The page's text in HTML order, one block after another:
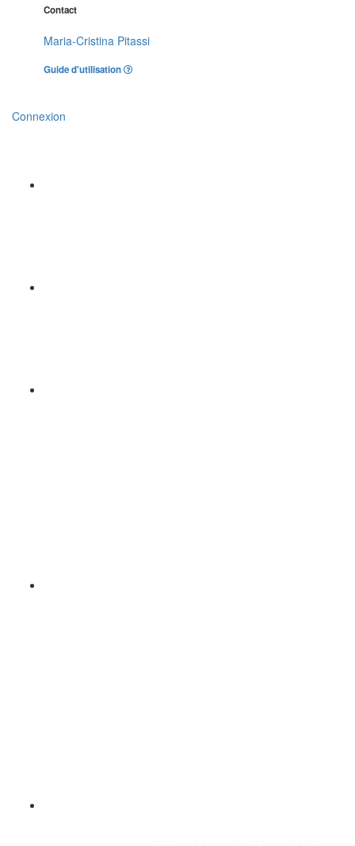
Contact
Maria-Cristina Pitassi
Guide d'utilisation
Connexion